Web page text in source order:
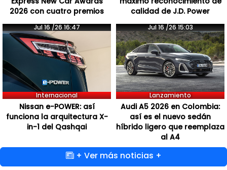
2026 con cuatro premios
calidad de J.D. Power
Jul 16 /26 16:47
Internacional
Nissan e-POWER: así
funciona la arquitectura X-
in-1 del Qashqai
Jul 16 /26 15:03
Lanzamiento
Audi A5 2026 en Colombia:
así es el nuevo sedán
híbrido ligero que reemplaza
al A4
+ Ver más noticias +